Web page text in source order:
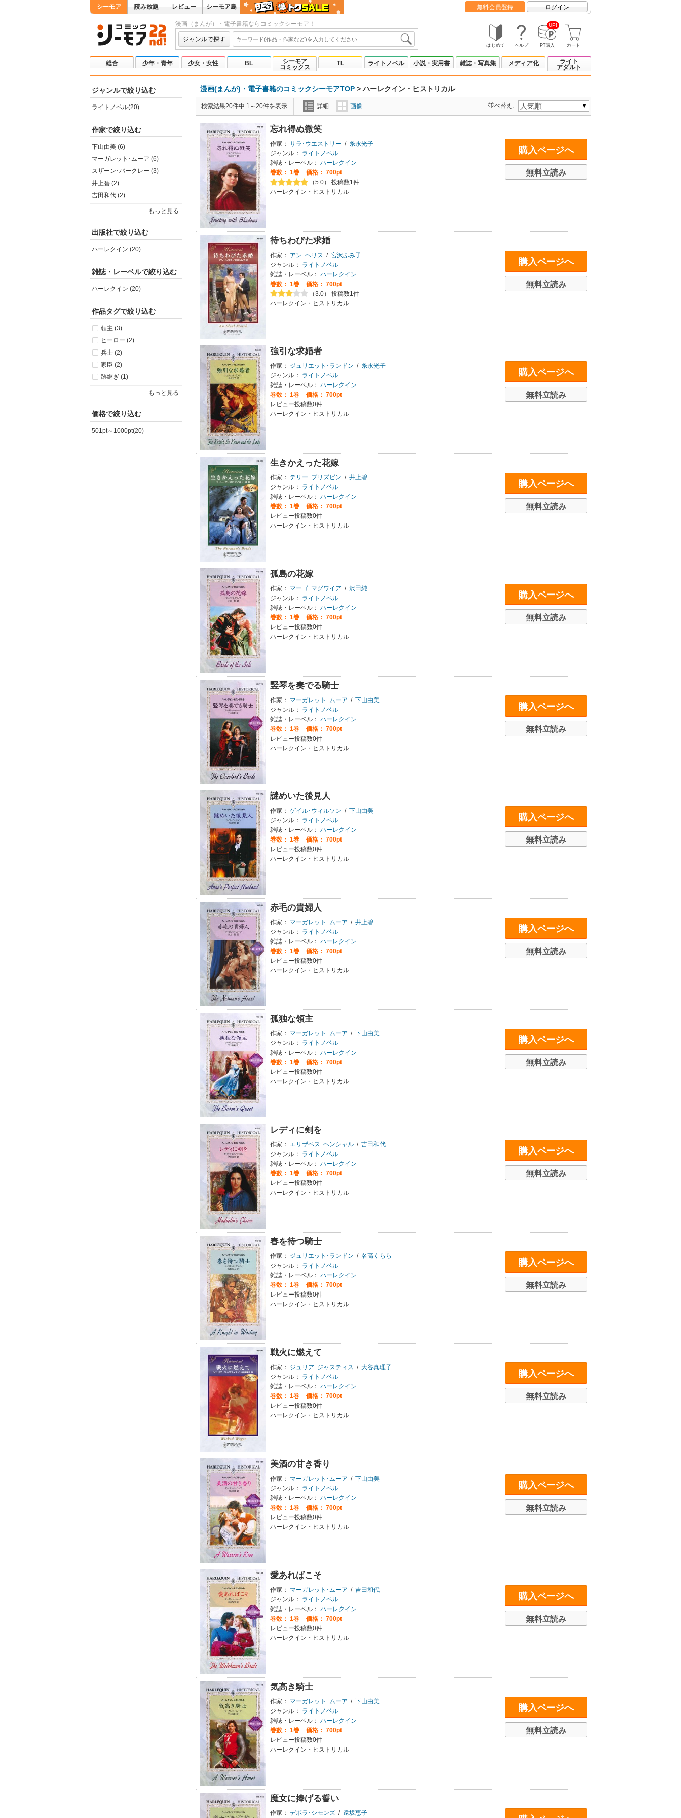
シーモア 読み放題 レビュー シーモア島 無料会員登録 ログイン
漫画（まんが）・電子書籍ならコミックシーモア！
ジャンルで探す
はじめて ヘルプ
UP!
PT購入 カート
総合 少年・青年 少女・女性 BL
シーモア
コミックス
TL ライトノベル 小説・実用書 雑誌・写真集 メディア化
ライト
アダルト
ジャンルで絞り込む
ライトノベル(20)
作家で絞り込む
下山由美 (6)
マーガレット･ムーア (6)
スザーン･バークレー (3)
井上碧 (2)
吉田和代 (2)
もっと見る
出版社で絞り込む
ハーレクイン (20)
雑誌・レーベルで絞り込む
ハーレクイン (20)
作品タグで絞り込む
領主 (3)
ヒーロー (2)
兵士 (2)
家臣 (2)
跡継ぎ (1)
もっと見る
価格で絞り込む
501pt～1000pt(20)
漫画(まんが)・電子書籍のコミックシーモアTOP >ハーレクイン・ヒストリカル
検索結果20件中 1～20件を表示 詳細 画像 並べ替え:
忘れ得ぬ微笑
作家： サラ･ウエストリー / 糸永光子
ジャンル：
ライトノベル
雑誌・レーベル： ハーレクイン
巻数： 1巻
価格： 700pt
（5.0） 投稿数1件
ハーレクイン・ヒストリカル
購入ページへ
無料立読み
待ちわびた求婚
作家： アン･ヘリス / 宮沢ふみ子
ジャンル：
ライトノベル
雑誌・レーベル： ハーレクイン
巻数： 1巻
価格： 700pt
（3.0） 投稿数1件
ハーレクイン・ヒストリカル
購入ページへ
無料立読み
強引な求婚者
作家： ジュリエット･ランドン / 糸永光子
ジャンル：
ライトノベル
雑誌・レーベル： ハーレクイン
巻数： 1巻
価格： 700pt
レビュー投稿数0件
ハーレクイン・ヒストリカル
購入ページへ
無料立読み
生きかえった花嫁
作家： テリー･ブリズビン / 井上碧
ジャンル：
ライトノベル
雑誌・レーベル： ハーレクイン
巻数： 1巻
価格： 700pt
レビュー投稿数0件
ハーレクイン・ヒストリカル
購入ページへ
無料立読み
孤島の花嫁
作家： マーゴ･マグワイア / 沢田純
ジャンル：
ライトノベル
雑誌・レーベル： ハーレクイン
巻数： 1巻
価格： 700pt
レビュー投稿数0件
ハーレクイン・ヒストリカル
購入ページへ
無料立読み
竪琴を奏でる騎士
作家： マーガレット･ムーア / 下山由美
ジャンル：
ライトノベル
雑誌・レーベル： ハーレクイン
巻数： 1巻
価格： 700pt
レビュー投稿数0件
ハーレクイン・ヒストリカル
購入ページへ
無料立読み
謎めいた後見人
作家： ゲイル･ウィルソン / 下山由美
ジャンル：
ライトノベル
雑誌・レーベル： ハーレクイン
巻数： 1巻
価格： 700pt
レビュー投稿数0件
ハーレクイン・ヒストリカル
購入ページへ
無料立読み
赤毛の貴婦人
作家： マーガレット･ムーア / 井上碧
ジャンル：
ライトノベル
雑誌・レーベル： ハーレクイン
巻数： 1巻
価格： 700pt
レビュー投稿数0件
ハーレクイン・ヒストリカル
購入ページへ
無料立読み
孤独な領主
作家： マーガレット･ムーア / 下山由美
ジャンル：
ライトノベル
雑誌・レーベル： ハーレクイン
巻数： 1巻
価格： 700pt
レビュー投稿数0件
ハーレクイン・ヒストリカル
購入ページへ
無料立読み
レディに剣を
作家： エリザベス･ヘンシャル / 吉田和代
ジャンル：
ライトノベル
雑誌・レーベル： ハーレクイン
巻数： 1巻
価格： 700pt
レビュー投稿数0件
ハーレクイン・ヒストリカル
購入ページへ
無料立読み
春を待つ騎士
作家： ジュリエット･ランドン / 名高くらら
ジャンル：
ライトノベル
雑誌・レーベル： ハーレクイン
巻数： 1巻
価格： 700pt
レビュー投稿数0件
ハーレクイン・ヒストリカル
購入ページへ
無料立読み
戦火に燃えて
作家： ジュリア･ジャスティス / 大谷真理子
ジャンル：
ライトノベル
雑誌・レーベル： ハーレクイン
巻数： 1巻
価格： 700pt
レビュー投稿数0件
ハーレクイン・ヒストリカル
購入ページへ
無料立読み
美酒の甘き香り
作家： マーガレット･ムーア / 下山由美
ジャンル：
ライトノベル
雑誌・レーベル： ハーレクイン
巻数： 1巻
価格： 700pt
レビュー投稿数0件
ハーレクイン・ヒストリカル
購入ページへ
無料立読み
愛あればこそ
作家： マーガレット･ムーア / 吉田和代
ジャンル：
ライトノベル
雑誌・レーベル： ハーレクイン
巻数： 1巻
価格： 700pt
レビュー投稿数0件
ハーレクイン・ヒストリカル
購入ページへ
無料立読み
気高き騎士
作家： マーガレット･ムーア / 下山由美
ジャンル：
ライトノベル
雑誌・レーベル： ハーレクイン
巻数： 1巻
価格： 700pt
レビュー投稿数0件
ハーレクイン・ヒストリカル
購入ページへ
無料立読み
魔女に捧げる誓い
作家： デボラ･シモンズ / 遠坂恵子